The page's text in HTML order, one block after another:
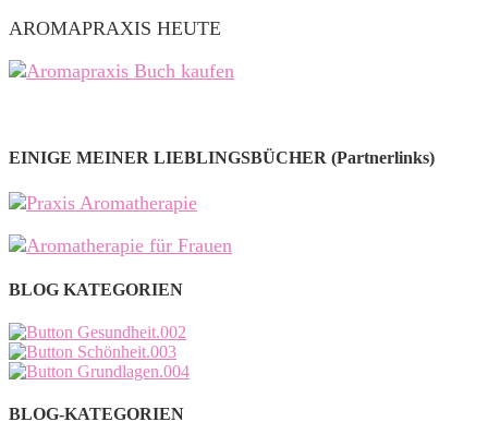
AROMAPRAXIS HEUTE
EINIGE MEINER LIEBLINGSBÜCHER (Partnerlinks)
BLOG KATEGORIEN
BLOG-KATEGORIEN